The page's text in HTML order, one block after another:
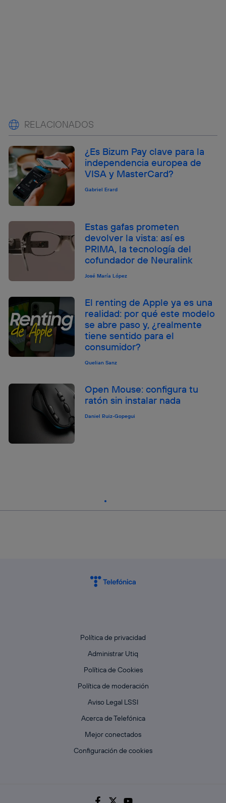
RELACIONADOS
¿Es Bizum Pay clave para la
independencia europea de
VISA y MasterCard?
Gabriel Erard
Estas gafas prometen
devolver la vista: así es
PRIMA, la tecnología del
cofundador de Neuralink
José María López
El renting de Apple ya es una
realidad: por qué este modelo
se abre paso y, ¿realmente
tiene sentido para el
consumidor?
Quelian Sanz
Open Mouse: configura tu
ratón sin instalar nada
Daniel Ruiz-Gopegui
Política de privacidad
Administrar Utiq
Política de Cookies
Política de moderación
Aviso Legal LSSI
Acerca de Telefónica
Mejor conectados
Configuración de cookies